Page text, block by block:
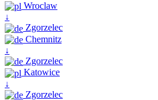
Wroclaw
↓
Zgorzelec
Chemnitz
↓
Zgorzelec
Katowice
↓
Zgorzelec